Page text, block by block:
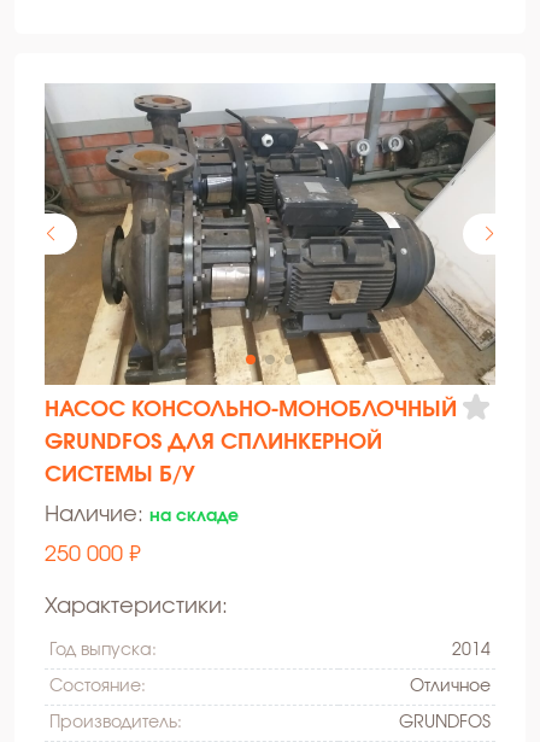
НАСОС КОНСОЛЬНО-МОНОБЛОЧНЫЙ
GRUNDFOS ДЛЯ СПЛИНКЕРНОЙ
СИСТЕМЫ Б/У
Наличие: на складе
250 000 ₽
Характеристики:
Год выпуска: 2014
Состояние: Oтличное
Производитель: GRUNDFOS